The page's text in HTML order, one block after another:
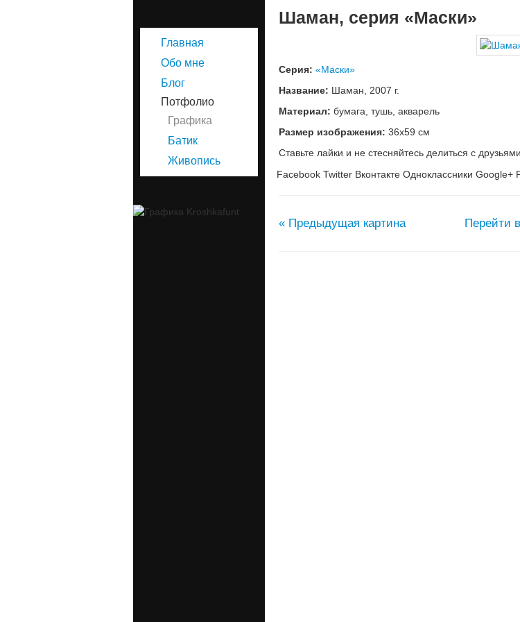
Главная
Обо мне
Блог
Потфолио
Графика
Батик
Живопись
Шаман, серия «Маски»
Серия: «Маски»
Название: Шаман, 2007 г.
Материал: бумага, тушь, акварель
Размер изображения: 36х59 см
Ставьте лайки и не стесняйтесь делиться с
Facebook Twitter Вконтакте Одноклассники Google+
« Предыдущая картина Перейти